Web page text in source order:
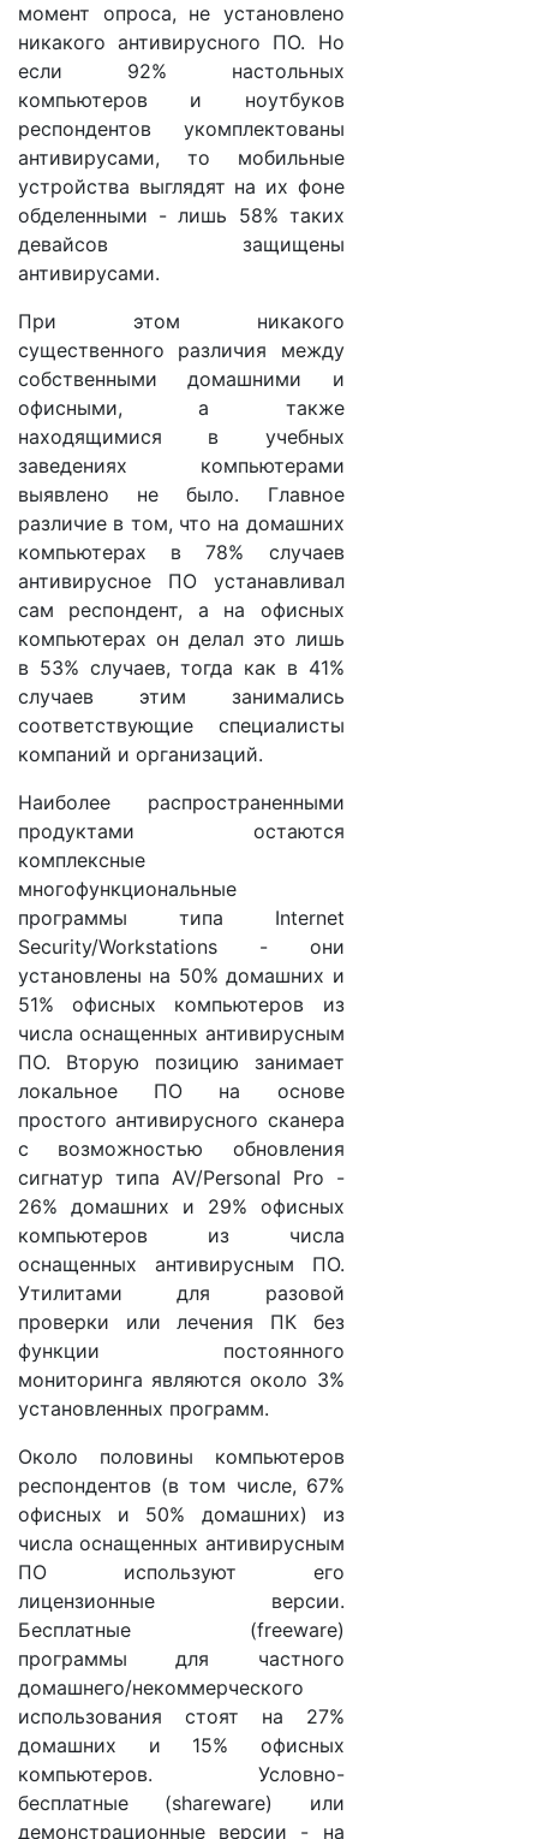
момент опроса, не установлено
никакого антивирусного ПО. Но
если 92% настольных
компьютеров и ноутбуков
респондентов укомплектованы
антивирусами, то мобильные
устройства выглядят на их фоне
обделенными - лишь 58% таких
девайсов защищены
антивирусами.
При этом никакого
существенного различия между
собственными домашними и
офисными, а также
находящимися в учебных
заведениях компьютерами
выявлено не было. Главное
различие в том, что на домашних
компьютерах в 78% случаев
антивирусное ПО устанавливал
сам респондент, а на офисных
компьютерах он делал это лишь
в 53% случаев, тогда как в 41%
случаев этим занимались
соответствующие специалисты
компаний и организаций.
Наиболее распространенными
продуктами остаются
комплексные
многофункциональные
программы типа Internet
Security/Workstations - они
установлены на 50% домашних и
51% офисных компьютеров из
числа оснащенных антивирусным
ПО. Вторую позицию занимает
локальное ПО на основе
простого антивирусного сканера
с возможностью обновления
сигнатур типа AV/Personal Pro -
26% домашних и 29% офисных
компьютеров из числа
оснащенных антивирусным ПО.
Утилитами для разовой
проверки или лечения ПК без
функции постоянного
мониторинга являются около 3%
установленных программ.
Около половины компьютеров
респондентов (в том числе, 67%
офисных и 50% домашних) из
числа оснащенных антивирусным
ПО используют его
лицензионные версии.
Бесплатные (freeware)
программы для частного
домашнего/некоммерческого
использования стоят на 27%
домашних и 15% офисных
компьютеров. Условно-
бесплатные (shareware) или
демонстрационные версии - на